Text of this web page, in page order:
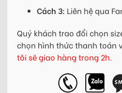
Cách 3: Liên hệ qua
Quý khách trao đổi chọn
chọn hình thức thanh toán
tôi sẽ giao hàng trong 2h.